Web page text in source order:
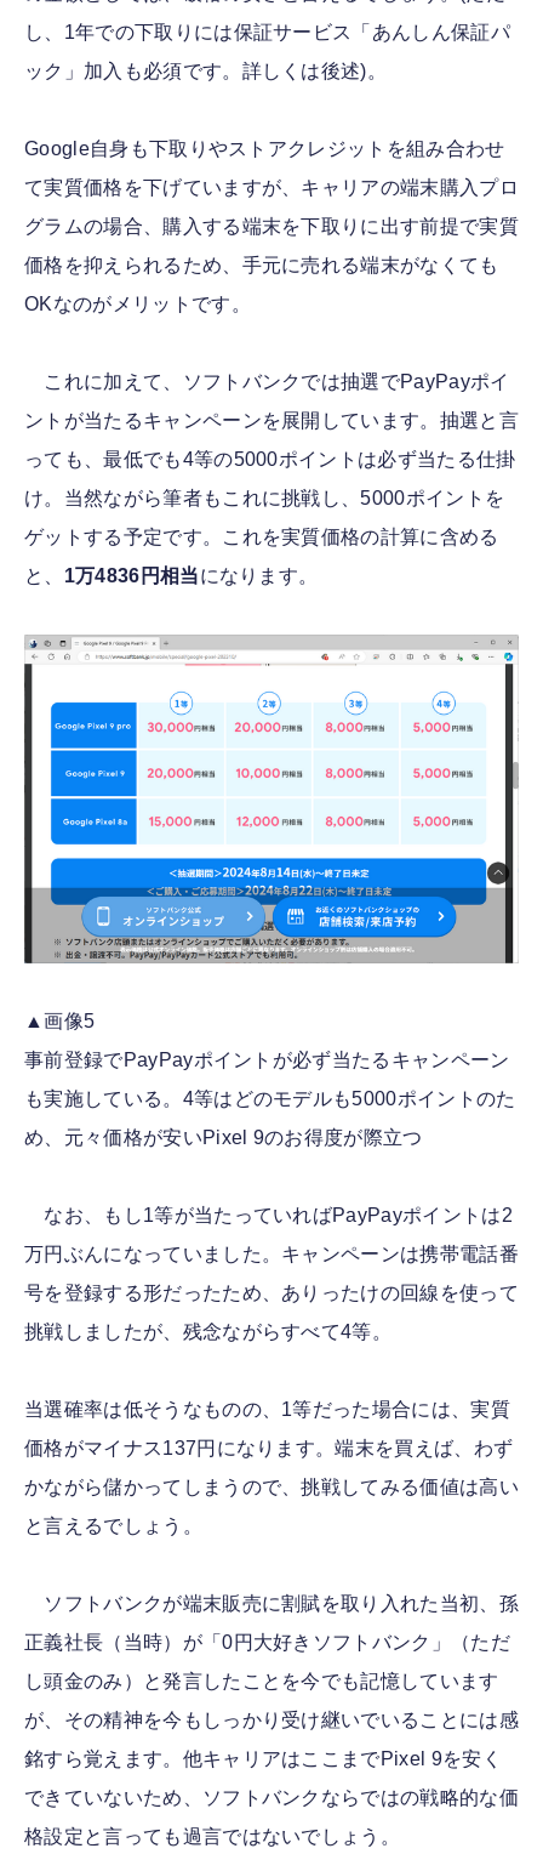
し、1年での下取りには保証サービス「あんしん保証パ
ック」加入も必須です。詳しくは後述)。
Google自身も下取りやストアクレジットを組み合わせ
て実質価格を下げていますが、キャリアの端末購入プロ
グラムの場合、購入する端末を下取りに出す前提で実質
価格を抑えられるため、手元に売れる端末がなくても
OKなのがメリットです。
これに加えて、ソフトバンクでは抽選でPayPayポイ
ントが当たるキャンペーンを展開しています。抽選と言
っても、最低でも4等の5000ポイントは必ず当たる仕掛
け。当然ながら筆者もこれに挑戦し、5000ポイントを
ゲットする予定です。これを実質価格の計算に含める
と、 1万4836円相当になります。
▲画像5
事前登録でPayPayポイントが必ず当たるキャンペーン
も実施している。4等はどのモデルも5000ポイントのた
め、元々価格が安いPixel 9のお得度が際立つ
なお、もし1等が当たっていればPayPayポイントは2
万円ぶんになっていました。キャンペーンは携帯電話番
号を登録する形だったため、ありったけの回線を使って
挑戦しましたが、残念ながらすべて4等。
当選確率は低そうなものの、1等だった場合には、実質
価格がマイナス137円になります。端末を買えば、わず
かながら儲かってしまうので、挑戦してみる価値は高い
と言えるでしょう。
ソフトバンクが端末販売に割賦を取り入れた当初、孫
正義社長（当時）が「0円大好きソフトバンク」（ただ
し頭金のみ）と発言したことを今でも記憶しています
が、その精神を今もしっかり受け継いでいることには感
銘すら覚えます。他キャリアはここまでPixel 9を安く
できていないため、ソフトバンクならではの戦略的な価
格設定と言っても過言ではないでしょう。